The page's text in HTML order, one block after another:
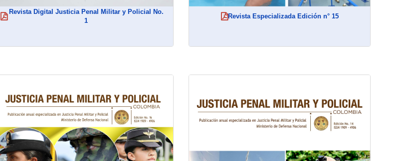
Revista Digital Justicia Penal Militar y Policial No.
1
(abre en nueva ventana) Revista Especializada Edición n° 15
(abre en nueva ventana)